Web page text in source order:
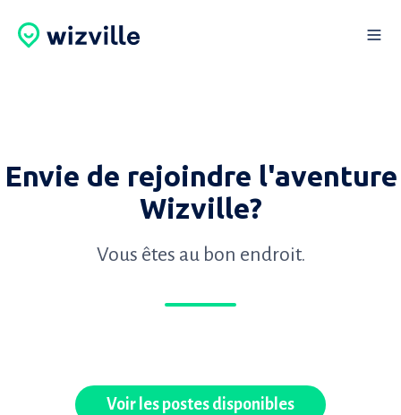
Envie de rejoindre l'aventure
Wizville?
Vous êtes au bon endroit.
Voir les postes disponibles